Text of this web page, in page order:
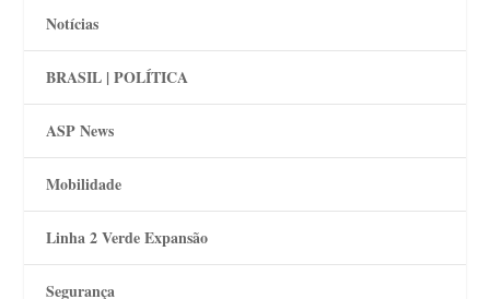
Notícias
BRASIL | POLÍTICA
ASP News
Mobilidade
Linha 2 Verde Expansão
Segurança